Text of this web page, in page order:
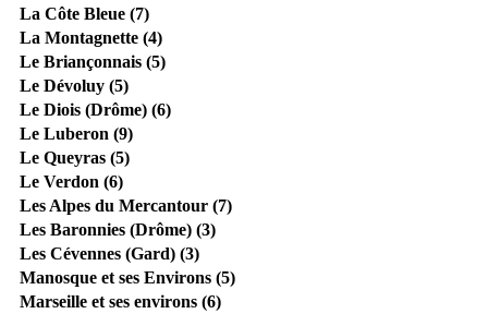
La Côte Bleue (7)
La Montagnette (4)
Le Briançonnais (5)
Le Dévoluy (5)
Le Diois (Drôme) (6)
Le Luberon (9)
Le Queyras (5)
Le Verdon (6)
Les Alpes du Mercantour (7)
Les Baronnies (Drôme) (3)
Les Cévennes (Gard) (3)
Manosque et ses Environs (5)
Marseille et ses environs (6)